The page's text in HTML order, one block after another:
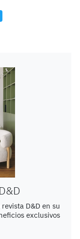
D&D en su
exclusivos